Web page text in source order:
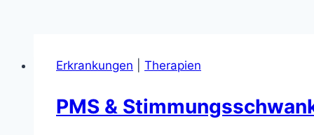
Erkrankungen Therapien
PMS &